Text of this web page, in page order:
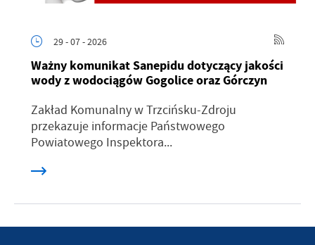
29 - 07 - 2026
Ważny komunikat Sanepidu dotyczący jakości
wody z wodociągów Gogolice oraz Górczyn
Zakład Komunalny w Trzcińsku-Zdroju
przekazuje informacje Państwowego
Powiatowego Inspektora...